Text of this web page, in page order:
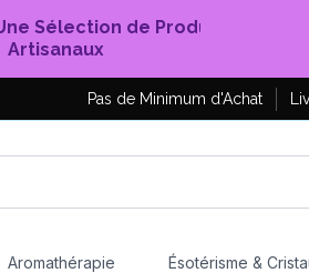
Sélection de Produits
Artisanaux
Pas de Minimum d'Achat
Aromathérapie Ésotérisme &